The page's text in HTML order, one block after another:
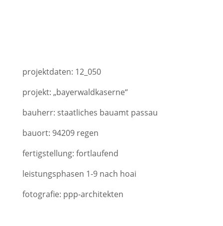
projektdaten: 12_050
projekt: „bayerwaldkaserne“
bauherr: staatliches bauamt passau
bauort: 94209 regen
fertigstellung: fortlaufend
leistungsphasen 1-9 nach hoai
fotografie: ppp-architekten